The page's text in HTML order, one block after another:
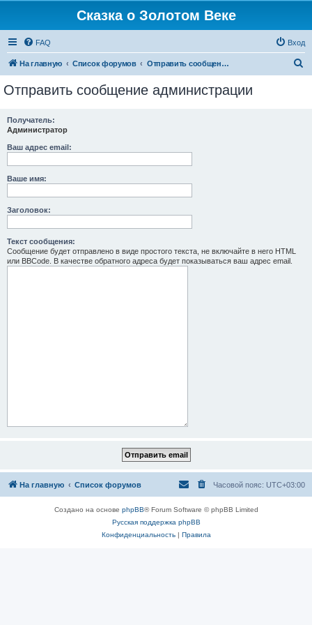
Сказка о Золотом Веке
FAQ Вход
На главную Список форумов Отправить сообщение администрации
Отправить сообщение администрации
Получатель:
Администратор
Ваш адрес email:
Ваше имя:
Заголовок:
Текст сообщения:
Сообщение будет отправлено в виде простого текста, не включайте в него HTML
или BBCode. В качестве обратного адреса будет показываться ваш адрес email.
На главную Список форумов Часовой пояс: UTC+03:00
Создано на основе phpBB® Forum Software © phpBB Limited
Русская поддержка phpBB
Конфиденциальность| Правила